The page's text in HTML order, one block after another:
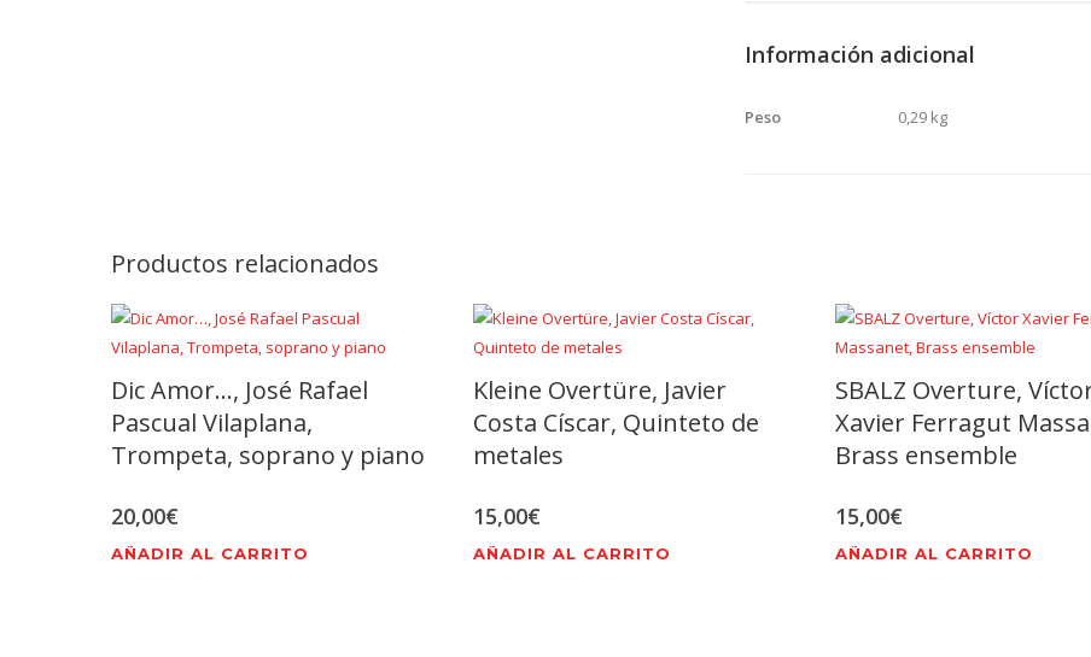
Información adicional
Peso 0,29 kg
Productos relacionados
Dic Amor…, José Rafael
Pascual Vilaplana,
Trompeta, soprano y piano
20,00€
AÑADIR AL CARRITO
Kleine Overtüre, Javier
Costa Císcar, Quinteto de
metales
15,00€
AÑADIR AL CARRITO
SBALZ Overture,
Xavier Ferragut
Brass ensemble
15,00€
AÑADIR AL CARRITO